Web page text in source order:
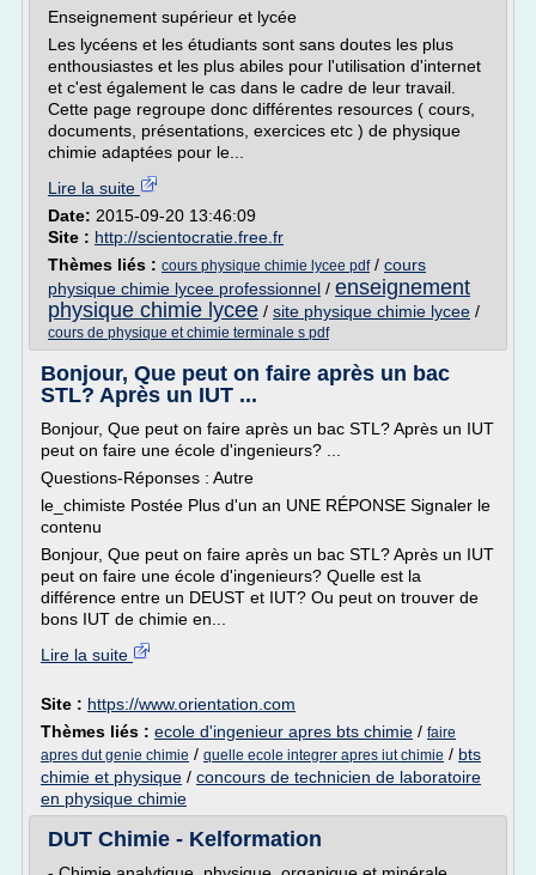
Enseignement supérieur et lycée
Les lycéens et les étudiants sont sans doutes les plus
enthousiastes et les plus abiles pour l'utilisation d'internet
et c'est également le cas dans le cadre de leur travail.
Cette page regroupe donc différentes resources ( cours,
documents, présentations, exercices etc ) de physique
chimie adaptées pour le...
Lire la suite
Date: 2015-09-20 13:46:09
Site : http://scientocratie.free.fr
Thèmes liés : cours physique chimie lycee pdf/ cours
physique chimie lycee professionnel / enseignement
physique chimie lycee / site physique chimie lycee /
cours de physique et chimie terminale s pdf
Bonjour, Que peut on faire après un bac
STL? Après un IUT ...
Bonjour, Que peut on faire après un bac STL? Après un IUT
peut on faire une école d'ingenieurs? ...
Questions-Réponses : Autre
le_chimiste Postée Plus d'un an UNE RÉPONSE Signaler le
contenu
Bonjour, Que peut on faire après un bac STL? Après un IUT
peut on faire une école d'ingenieurs? Quelle est la
différence entre un DEUST et IUT? Ou peut on trouver de
bons IUT de chimie en...
Lire la suite
Site : https://www.orientation.com
Thèmes liés : ecole d'ingenieur apres bts chimie / faire
apres dut genie chimie / quelle ecole integrer apres iut chimie / bts
chimie et physique / concours de technicien de laboratoire
en physique chimie
DUT Chimie - Kelformation